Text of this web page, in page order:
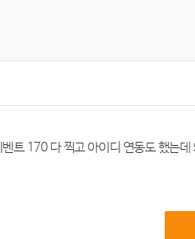
트 170 다 찍고 아이디 연동도 했는